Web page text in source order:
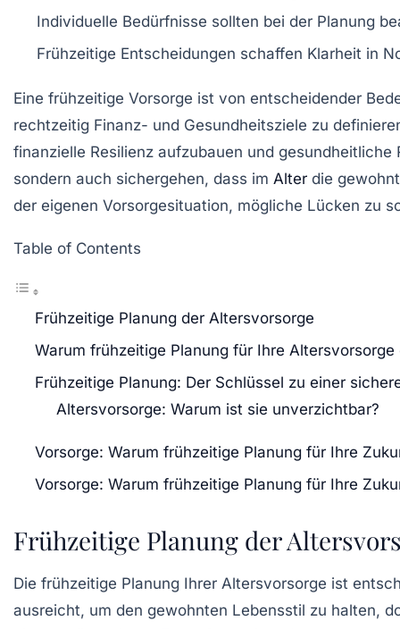
Individuelle Bedürfnisse sollten bei der Planung
Frühzeitige Entscheidungen schaffen Klarheit in
Eine frühzeitige Vorsorge ist von entscheidender
rechtzeitig Finanz- und Gesundheitsziele zu
finanzielle Resilienz aufzubauen und
sondern auch sichergehen, dass im Alter die
der eigenen Vorsorgesituation, mögliche Lücken zu
Table of Contents
Frühzeitige Planung der Altersvorsorge
Warum frühzeitige Planung für Ihre
Frühzeitige Planung: Der Schlüssel zu einer
Altersvorsorge: Warum ist sie unverzichtbar?
Vorsorge: Warum frühzeitige Planung für Ihre
Vorsorge: Warum frühzeitige Planung für Ihre
Frühzeitige Planung der
Die frühzeitige Planung Ihrer Altersvorsorge ist
ausreicht, um den gewohnten Lebensstil zu halten,